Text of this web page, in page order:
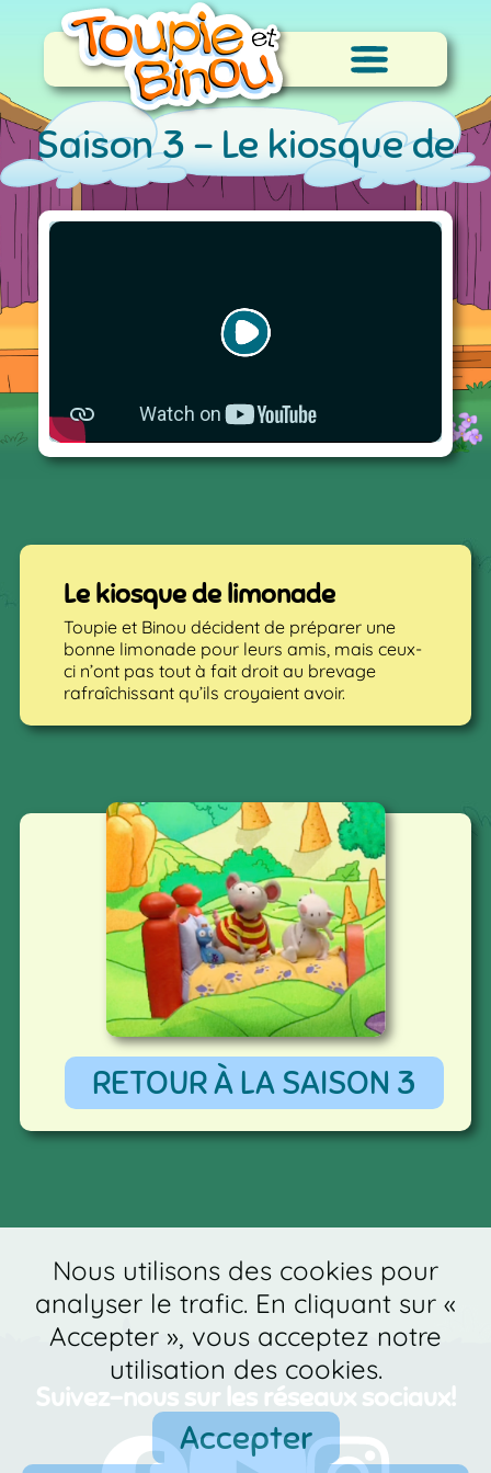
Saison 3 - Le kiosque de
limonade
Le kiosque de limonade
Toupie et Binou décident de préparer une
bonne limonade pour leurs amis, mais ceux-
ci n’ont pas tout à fait droit au brevage
rafraîchissant qu’ils croyaient avoir.
RETOUR À LA SAISON 3
Suivez-nous sur les réseaux sociaux!
Nous utilisons des cookies pour
analyser le trafic. En cliquant sur «
Accepter », vous acceptez notre
utilisation des cookies.
Accepter